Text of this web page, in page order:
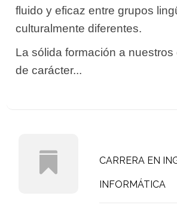
fluido y eficaz entre grupos
culturalmente diferentes.
La sólida formación a nuestros
de carácter...
CARRERA EN
INFORMÁTICA